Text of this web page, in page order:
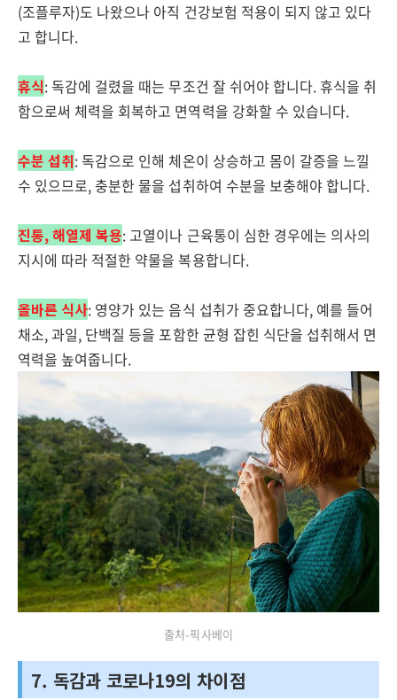
(조플루자)도 나왔으나 아직 건강보험 적용이 되지 않고 있다
고 합니다.
휴식: 독감에 걸렸을 때는 무조건 잘 쉬어야 합니다. 휴식을 취
함으로써 체력을 회복하고 면역력을 강화할 수 있습니다.
수분 섭취: 독감으로 인해 체온이 상승하고 몸이 갈증을 느낄
수 있으므로, 충분한 물을 섭취하여 수분을 보충해야 합니다.
진통, 해열제 복용: 고열이나 근육통이 심한 경우에는 의사의
지시에 따라 적절한 약물을 복용합니다.
올바른 식사: 영양가 있는 음식 섭취가 중요합니다, 예를 들어
채소, 과일, 단백질 등을 포함한 균형 잡힌 식단을 섭취해서 면
역력을 높여줍니다.
출처-픽사베이
7. 독감과 코로나19의 차이점